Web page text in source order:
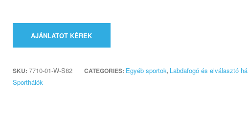
AJÁNLATOT KÉREK
SKU: 7710-01-W-S82 CATEGORIES: Egyéb sportok, Labdafogó és elválasztó
Sporthálók